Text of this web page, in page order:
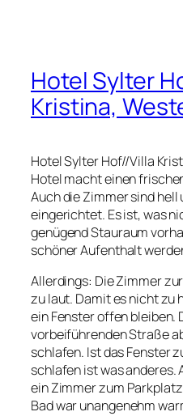
Hotel Sylter
Kristina,
Hotel Sylter Hof//Villa
Hotel macht einen
Auch die Zimmer sind
eingerichtet. Es ist, was
genügend Stauraum
schöner Aufenthalt
Allerdings: Die Zimmer
zu laut. Damit es nicht zu
ein Fenster offen bleiben.
vorbeiführenden Straße
schlafen. Ist das Fenster
schlafen ist was anderes.
ein Zimmer zum
Bad war unangenehm